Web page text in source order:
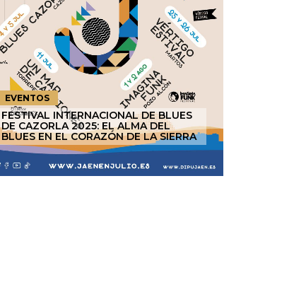
EVENTOS
FESTIVAL INTERNACIONAL DE BLUES
DE CAZORLA 2025: EL ALMA DEL
BLUES EN EL CORAZÓN DE LA SIERRA